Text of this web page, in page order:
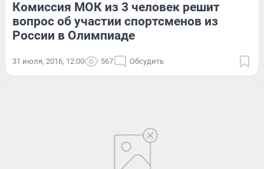
Комиссия МОК из 3 человек решит
вопрос об участии спортсменов из
России в Олимпиаде
31 июля, 2016, 12:00 567 Обсудить